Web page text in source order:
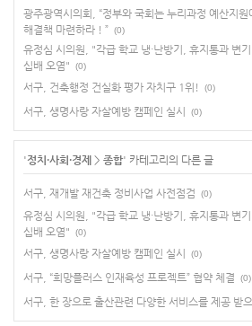
광주광역시의회, “정부와 국회는 누리과정 예산지원
해결책 마련하라 ! ” (0)
유정심 시의원, "각급 학교 냉·난방기, 휴지통과 변
십배 오염"
(0)
서구, 건축행정 건실화 평가 자치구 1위! (0)
서구, 생명사랑 자살예방 캠페인 실시 (0)
'정치·사회·경제 > 종합' 카테고리의 다른 글
서구, 재개발 재건축 정비사업 사전점검 (0)
유정심 시의원, "각급 학교 냉·난방기, 휴지통과 변
십배 오염"
(0)
서구, 생명사랑 자살예방 캠페인 실시 (0)
서구, “희망플러스 인재육성 프로젝트” 협약 체결 (0)
서구, 한 장으로 출산관련 다양한 서비스를 제공 받